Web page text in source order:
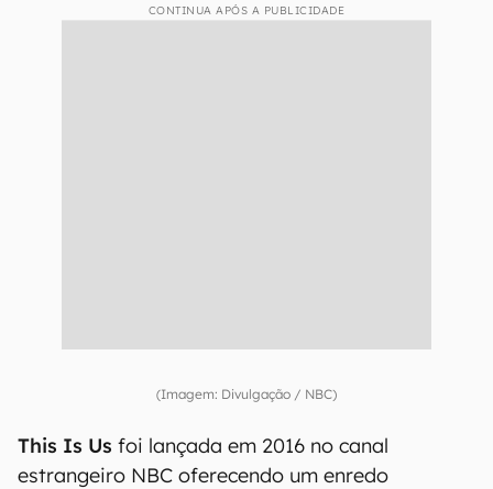
CONTINUA APÓS A PUBLICIDADE
(Imagem: Divulgação / NBC)
This Is Us foi lançada em 2016 no canal
estrangeiro NBC oferecendo um enredo